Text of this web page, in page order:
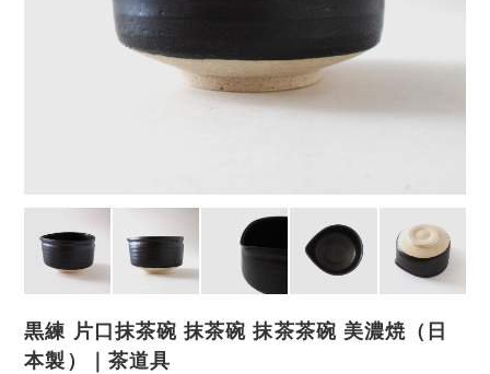
黒練 片口抹茶碗 抹茶碗 抹茶茶碗 美濃焼（日
本製）｜茶道具